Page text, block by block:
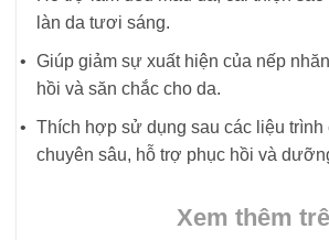
làn da tươi sáng.
Giúp giảm sự xuất hiện của nếp
hồi và săn chắc cho da.
Thích hợp sử dụng sau các liệu trình
chuyên sâu, hỗ trợ phục hồi và
Xem thêm